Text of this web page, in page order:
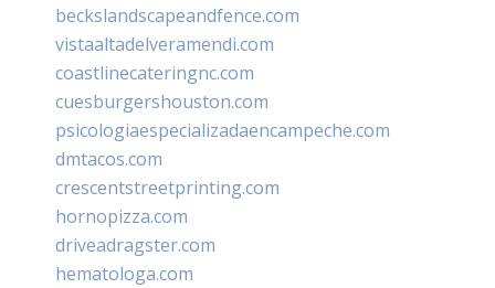
beckslandscapeandfence.com
vistaaltadelveramendi.com
coastlinecateringnc.com
cuesburgershouston.com
psicologiaespecializadaencampeche.com
dmtacos.com
crescentstreetprinting.com
hornopizza.com
driveadragster.com
hematologa.com